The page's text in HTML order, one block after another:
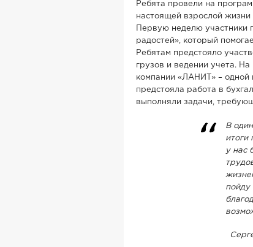
Ребята провели на
настоящей взрослой жизни
Первую неделю участники
радостей», который
Ребятам предстояло
грузов и ведении учета.
компании «ЛАНИТ» – одной
предстояла работа в
выполняли задачи,
В
итоги
у нас
пойду